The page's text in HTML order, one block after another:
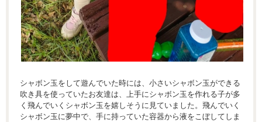
シャボン玉をして遊んでいた時には、小さいシャボン玉ができる
吹き具を使っていたお友達は、上手にシャボン玉を作れる子が多
く飛んでいくシャボン玉を嬉しそうに見ていました。飛んでいく
シャボン玉に夢中で、手に持っていた容器から液をこぼしてしま